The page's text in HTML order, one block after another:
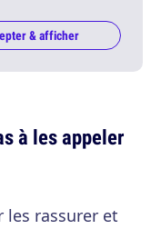
& afficher
à les appeler
les rassurer et